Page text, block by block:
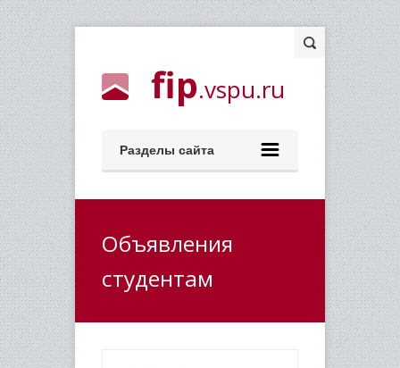
fip.vspu.ru
Разделы сайта
Объявления
студентам